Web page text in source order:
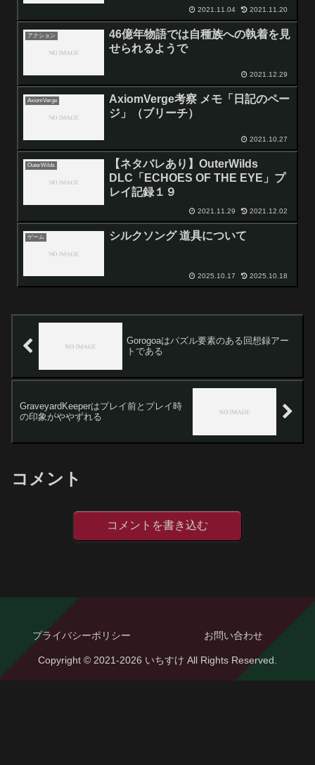
2021.11.04 2021.11.20
アクション
46億年物語では自種族への執着を見
せられるようで
2021.12.29
AxiomVerge
AxiomVerge考察 メモ「日記のペー
ジ」（ブリーチ）
2021.10.27
OuterWilds
【ネタバレあり】OuterWilds
DLC「ECHOES OF THE EYE」プ
レイ記録１９
2021.11.29 2021.12.02
ゲーム シルクソング 道具について
2025.10.17 2025.10.18
Gorogoaはパズル要素のある回想録アー
トである
GraveyardKeeperはプレイ前とプレイ時
の印象がややずれる
コメント
コメントを書き込む
プライバシーポリシー お問い合わせ
Copyright © 2021-2026 いちすけ All Rights Reserved.